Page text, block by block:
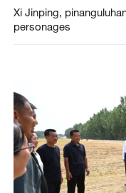
Xi Jinping,
personages